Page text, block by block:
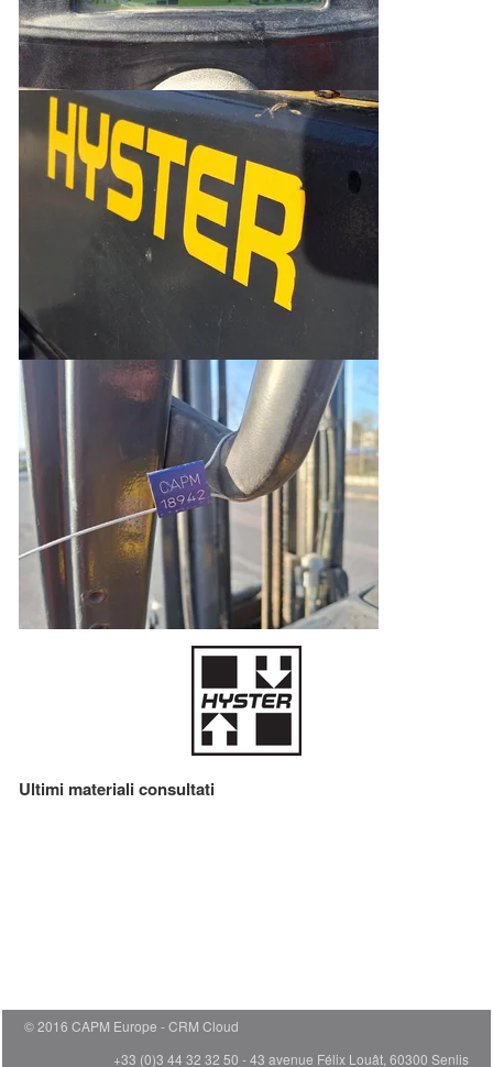
Ultimi materiali consultati
© 2016 CAPM Europe
CRM Cloud
+33 (0)3 44 32 32 50 - 43 avenue Félix Louât, 60300 Senlis